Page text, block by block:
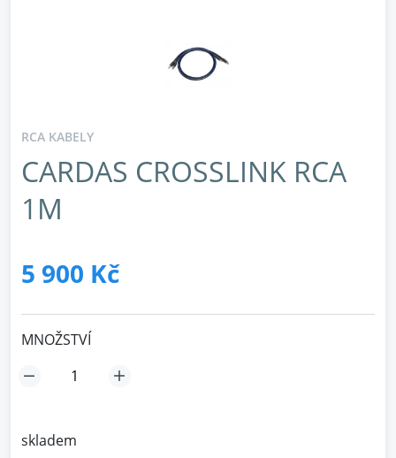
RCA KABELY
CARDAS CROSSLINK RCA
1M
5 900 Kč
MNOŽSTVÍ
skladem